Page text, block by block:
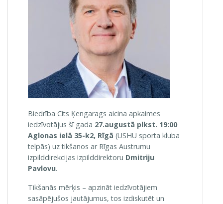
Biedrība Cits Ķengarags aicina apkaimes
iedzīvotājus šī gada 27.augustā plkst. 19:00
Aglonas ielā 35-k2, Rīgā (USHU sporta kluba
telpās) uz tikšanos ar Rīgas Austrumu
izpilddirekcijas izpilddirektoru Dmitriju
Pavlovu.
Tikšanās mērķis – apzināt iedzīvotājiem
sasāpējušos jautājumus, tos izdiskutēt un